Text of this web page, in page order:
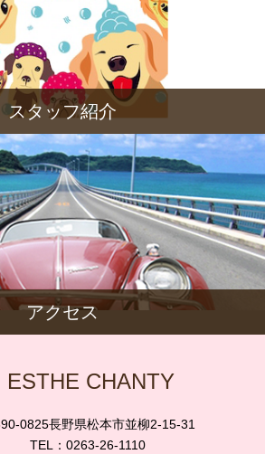
スタッフ紹介
アクセス
ESTHE CHANTY
0825長野県松本市並柳2-15-31
：0263-26-1110